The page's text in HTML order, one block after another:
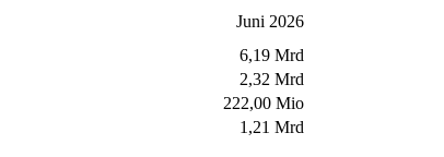
Juni 2026
6,19 Mrd
2,32 Mrd
222,00 Mio
1,21 Mrd